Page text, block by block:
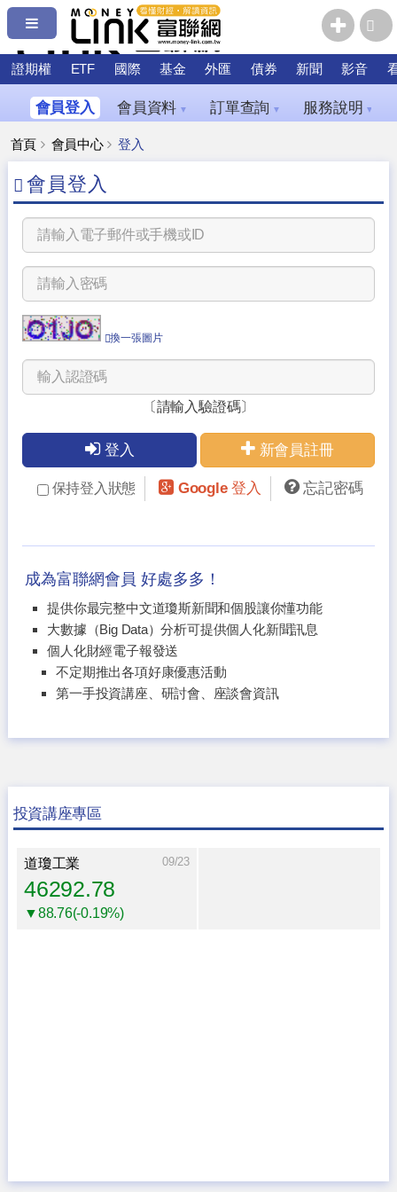
證期權 ETF 國際 基金 外匯 債券 新聞 影音
會員登入 會員資料 ▼ 訂單查詢 ▼ 服務說明 ▼
首頁 會員中心 登入
會員登入
換一張圖片
〔請輸入驗證碼〕
登入 新會員註冊
保持登入狀態 Google 登入 忘記密碼
成為富聯網會員 好處多多！
提供你最完整中文道瓊斯新聞和個股讓你懂功能
大數據（Big Data）分析可提供個人化新聞訊息
個人化財經電子報發送
不定期推出各項好康優惠活動
第一手投資講座、研討會、座談會資訊
投資講座專區
道瓊工業 09/23
46292.78
▼88.76(-0.19%)